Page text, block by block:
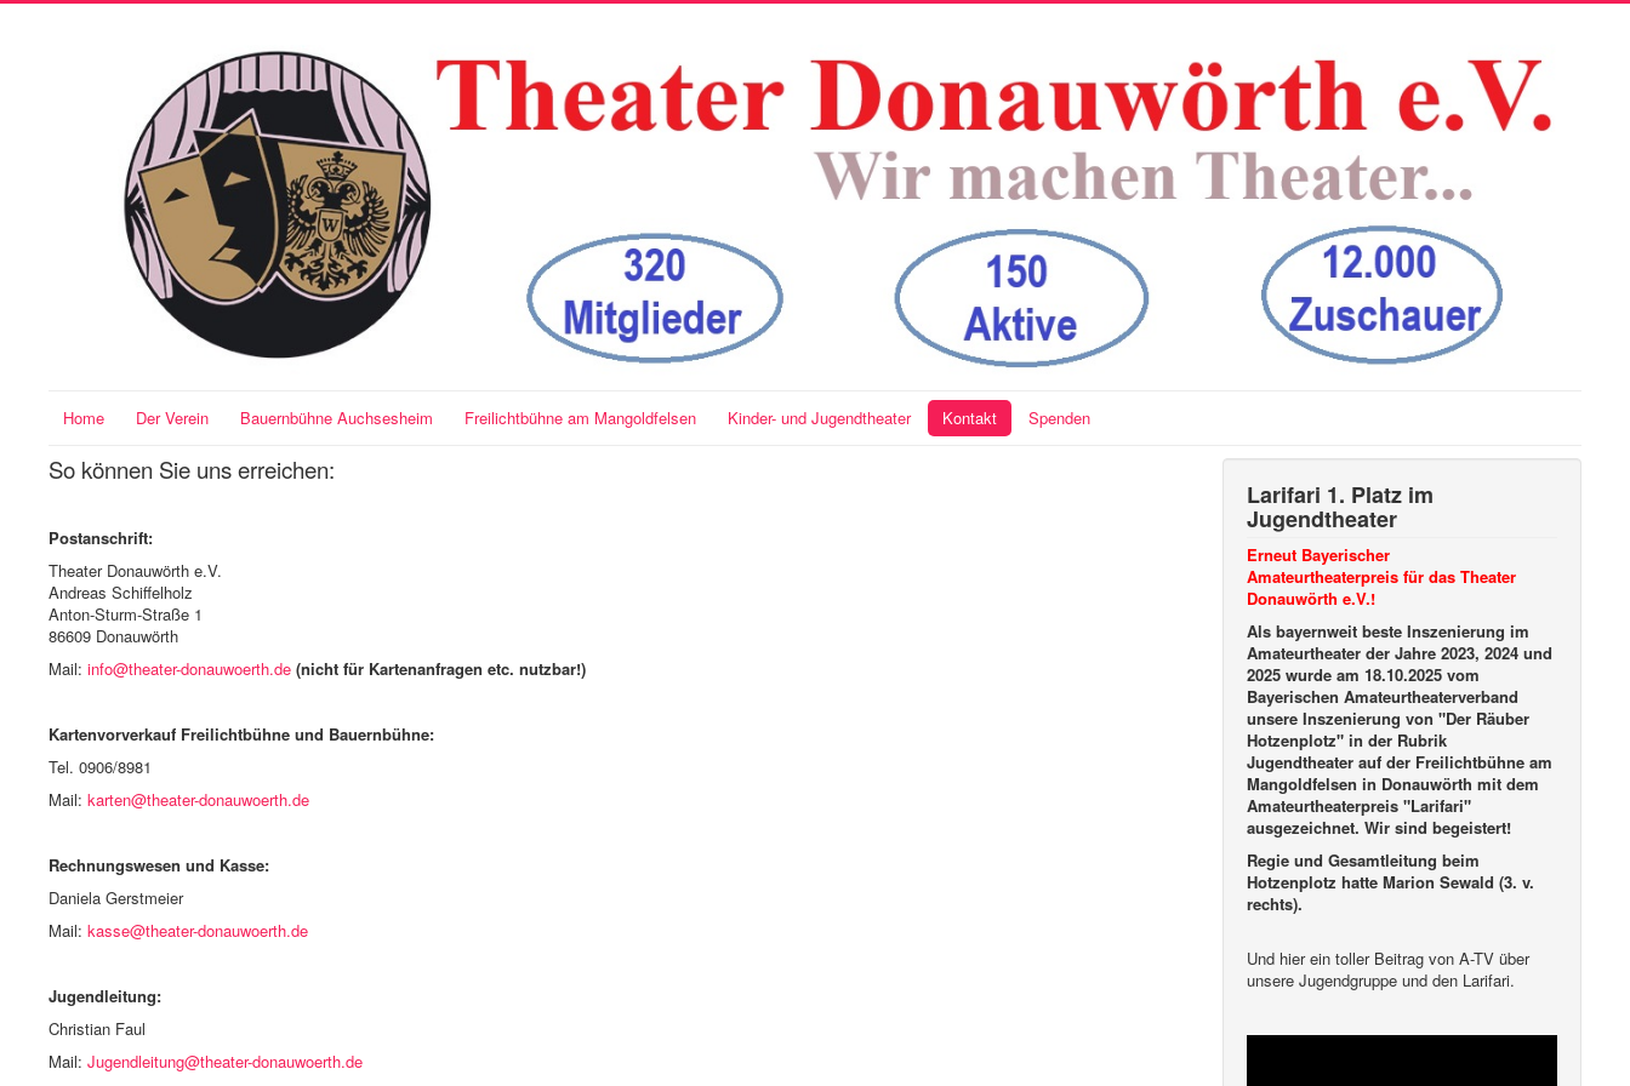
Home Der Verein Bauernbühne Auchsesheim Freilichtbühne am Mangoldfelsen Kinder- und Jugendtheater Kontakt Spenden
So können Sie uns erreichen:
Postanschrift:
Theater Donauwörth e.V.
Andreas Schiffelholz
Anton-Sturm-Straße 1
86609 Donauwörth
Mail: info@theater-donauwoerth.de (nicht für Kartenanfragen etc. nutzbar!)
Kartenvorverkauf Freilichtbühne und Bauernbühne:
Tel. 0906/8981
Mail: karten@theater-donauwoerth.de
Rechnungswesen und Kasse:
Daniela Gerstmeier
Mail: kasse@theater-donauwoerth.de
Jugendleitung:
Christian Faul
Mail: Jugendleitung@theater-donauwoerth.de
Larifari 1. Platz im
Jugendtheater
Erneut Bayerischer
Amateurtheaterpreis für das Theater
Donauwörth e.V.!
Als bayernweit beste Inszenierung im
Amateurtheater der Jahre 2023, 2024 und
2025 wurde am 18.10.2025 vom
Bayerischen Amateurtheaterverband
unsere Inszenierung von "Der Räuber
Hotzenplotz" in der Rubrik
Jugendtheater auf der Freilichtbühne am
Mangoldfelsen in Donauwörth mit dem
Amateurtheaterpreis "Larifari"
ausgezeichnet. Wir sind begeistert!
Regie und Gesamtleitung beim
Hotzenplotz hatte Marion Sewald (3. v.
rechts).
Und hier ein toller Beitrag von A-TV über
unsere Jugendgruppe und den Larifari.